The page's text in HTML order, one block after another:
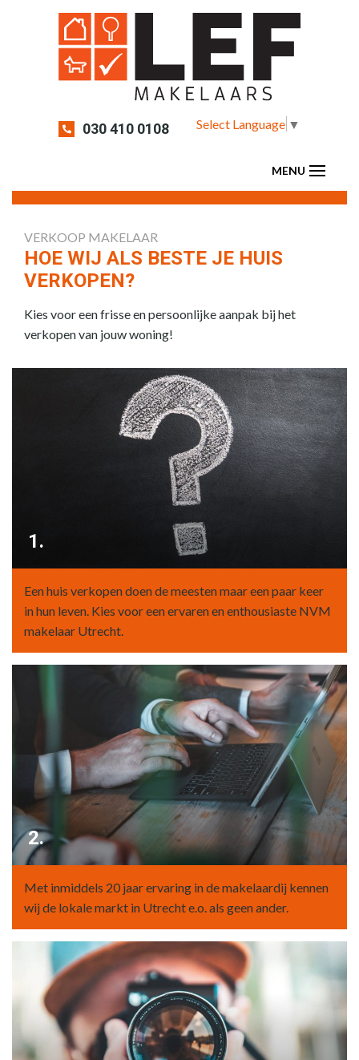
030 410 0108 Select Language ▼
VERKOOP MAKELAAR
HOE WIJ ALS BESTE JE HUIS
VERKOPEN?
Kies voor een frisse en persoonlijke aanpak bij het
verkopen van jouw woning!
1.
Een huis verkopen doen de meesten maar een paar keer
in hun leven. Kies voor een ervaren en enthousiaste NVM
makelaar Utrecht.
2.
Met inmiddels 20 jaar ervaring in de makelaardij kennen
wij de lokale markt in Utrecht e.o. als geen ander.